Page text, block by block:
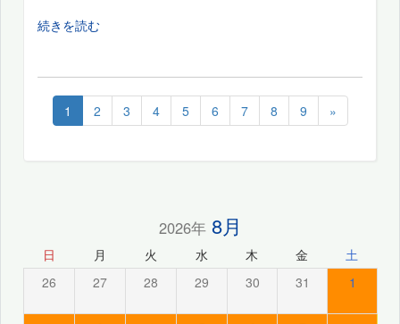
続きを読む
1 2 3 4 5 6 7 8 9 »
2026年8月
日 月 火 水 木 金 土
26 27 28 29 30 31 1